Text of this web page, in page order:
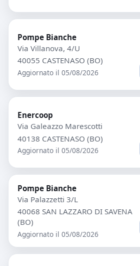
Pompe Bianche
Via Villanova, 4/U
40055 CASTENASO (BO)
Aggiornato il 05/08/2026
Enercoop
Via Galeazzo Marescotti
40138 CASTENASO (BO)
Aggiornato il 05/08/2026
Pompe Bianche
Via Palazzetti 3/L
40068 SAN LAZZARO DI SAVENA
(BO)
Aggiornato il 05/08/2026